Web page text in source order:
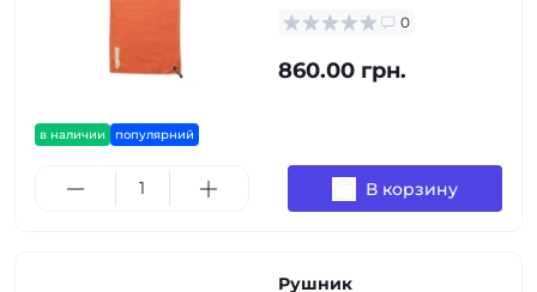
в наличии популярний
0
860.00 грн.
В корзину
Рушник